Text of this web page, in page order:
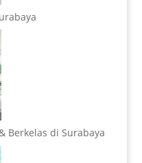
Berkelas di Surabaya